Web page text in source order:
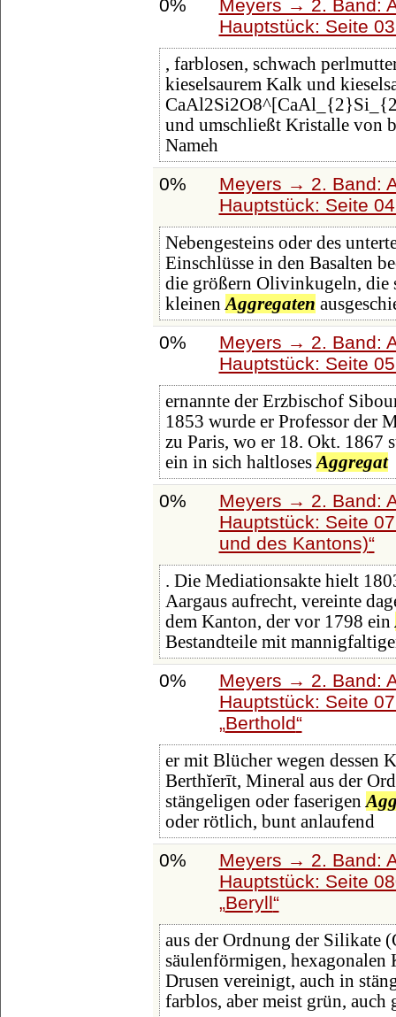
0%
Meyers → 2. Band:
Hauptstück: Seite
, farblosen, schwach
kieselsaurem Kalk und
und umschließt Kristalle von
Nameh
0%
Meyers → 2. Band:
Hauptstück: Seite
Nebengesteins oder des
Einschlüsse in den Basalten
die größern Olivinkugeln, die
kleinen Aggregaten
0%
Meyers → 2. Band:
Hauptstück: Seite
ernannte der Erzbischof
1853 wurde er Professor der
zu Paris, wo er 18. Okt. 1867
ein in sich haltloses Aggregat
0%
Meyers → 2. Band:
Hauptstück: Seite
und des Kantons)
. Die Mediationsakte hielt
Aargaus aufrecht, vereinte
dem Kanton, der vor 1798 ein
Bestandteile mit
0%
Meyers → 2. Band:
Hauptstück: Seite
Berthold
er mit Blücher wegen dessen
Berthĭerīt, Mineral aus der
stängeligen oder faserigen
oder rötlich, bunt anlaufend
0%
Meyers → 2. Band:
Hauptstück: Seite
Beryll
aus der Ordnung der Silikate
säulenförmigen, hexagonalen
Drusen vereinigt, auch in
farblos, aber meist grün, auch